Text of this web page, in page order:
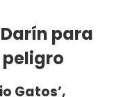
para
Gatos’,